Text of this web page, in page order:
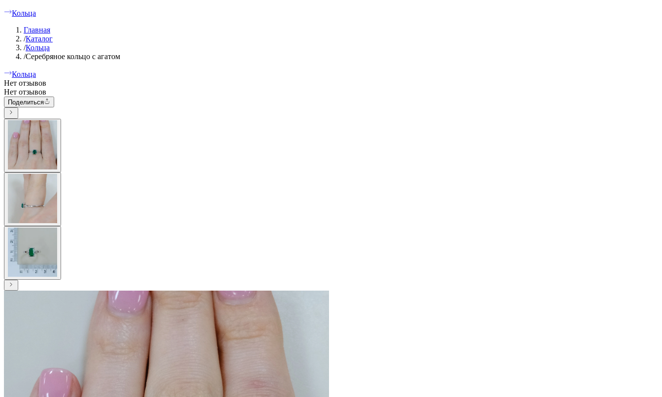
Кольца
Главная
/Каталог
/Кольца
/Серебряное кольцо с агатом
Кольца
Нет отзывов
Нет отзывов
Поделиться